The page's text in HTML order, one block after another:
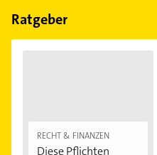
Ratgeber
RECHT & FINANZEN
Diese Pflichten